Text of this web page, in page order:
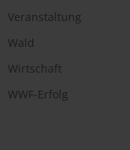
Veranstaltung
Wald
Wirtschaft
WWF-Erfolg